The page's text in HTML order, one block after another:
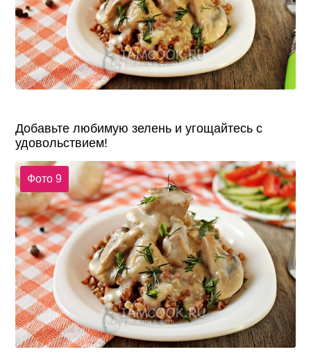
Добавьте любимую зелень и угощайтесь с
удовольствием!
Фото 9